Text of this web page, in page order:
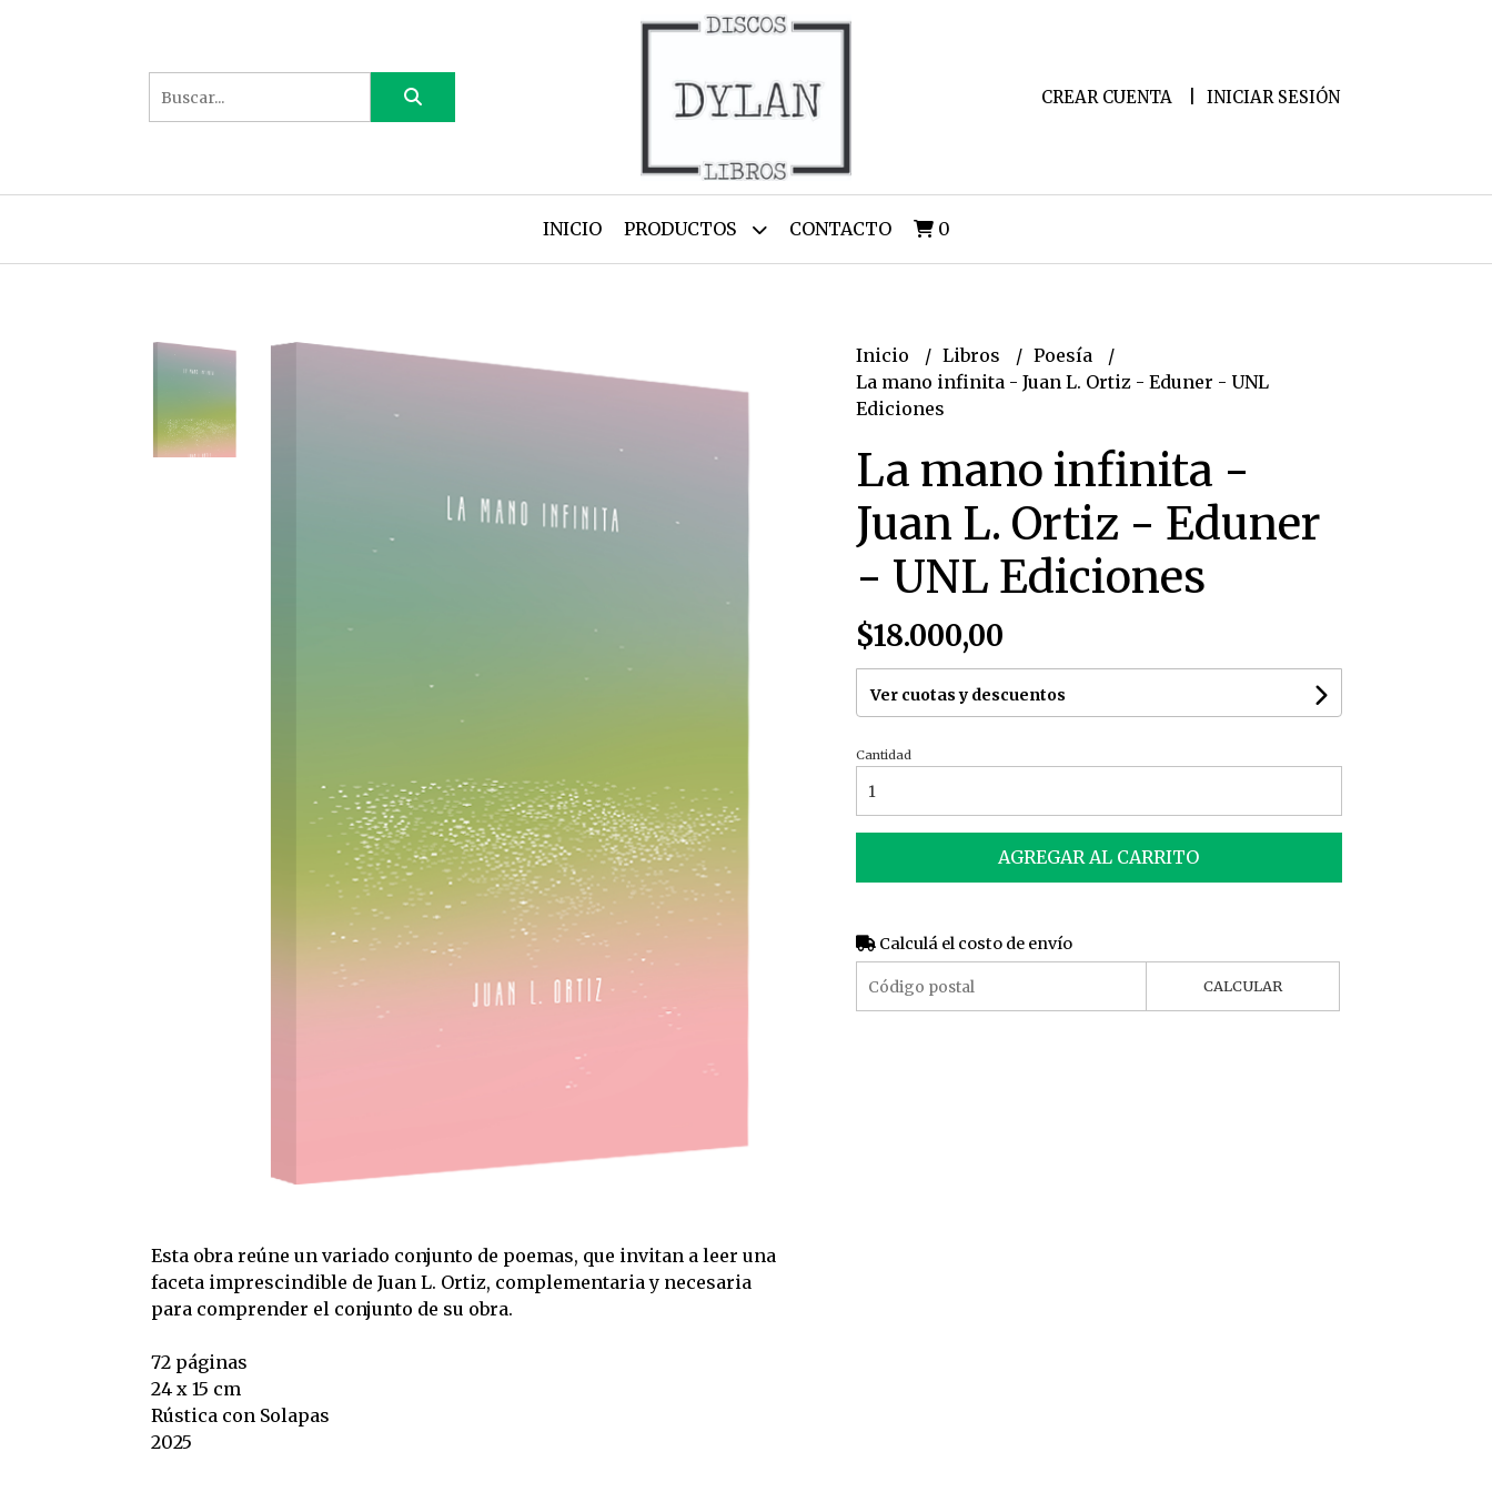
CREAR CUENTA INICIAR SESIÓN
INICIO PRODUCTOS CONTACTO 0
Esta obra reúne un variado conjunto de poemas, que invitan a leer una
faceta imprescindible de Juan L. Ortiz, complementaria y necesaria
para comprender el conjunto de su obra.
72 páginas
24 x 15 cm
Rústica con Solapas
2025
Inicio Libros
Poesía
La mano infinita - Juan L. Ortiz - Eduner - UNL
Ediciones
La mano infinita -
Juan L. Ortiz - Eduner
- UNL Ediciones
$18.000,00
Ver cuotas y descuentos
Cantidad
AGREGAR AL CARRITO
Calculá el costo de envío
CALCULAR